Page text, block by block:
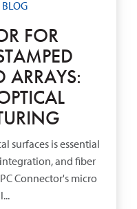
FOR
ARRAYS:
surfaces is essential
and fiber
Connector's micro